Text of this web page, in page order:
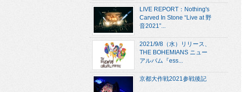
LIVE REPORT：Nothing's
Carved In Stone “Live at 野
音2021”...
2021/9/8（水）リリース、
THE BOHEMIANS ニュー
アルバム『ess...
京都大作戦2021参戦後記